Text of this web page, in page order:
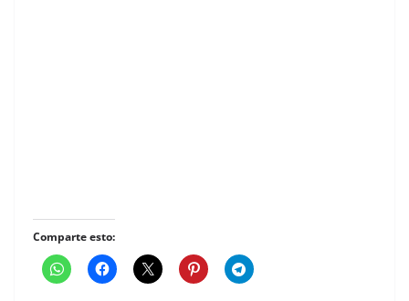
Comparte esto: